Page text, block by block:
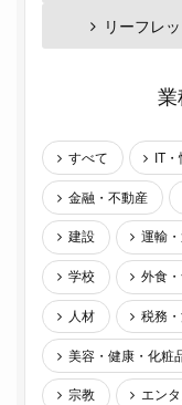
リーフレッ
業
すべて IT・
金融・不動産
建設 運輸
学校 外食
人材 税務
美容・健康・化粧
宗教 エン